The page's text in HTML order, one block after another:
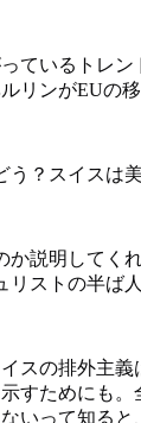
ているトレ
リンがEUの
？スイスは
か説明してく
リストの半ば
スの排外主
すためにも
いって知ると